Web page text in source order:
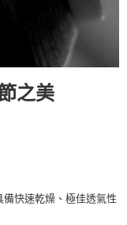
之美
快速乾燥、極佳透氣性